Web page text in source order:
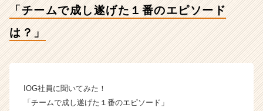
ン
サ
グ
ル
「チームで成し遂げた１番のエピソード
は？」
IOG社員に聞いてみた！
「チームで成し遂げた１番のエピソード」